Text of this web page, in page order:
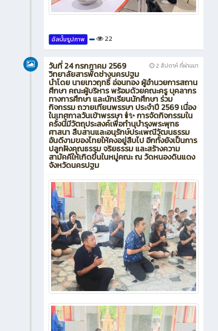
อัลบั้มรูปภาพ 22
2 สัปดาห์ ที่ผ่านมา
วันที่ 24 กรกฎาคม 2569
วิทยาลัยสารพัดช่างนครปฐม
นำโดย นายเทวฤทธิ์ อ่อนทอง ผู้อำนวยการสถาน
ศึกษา คณะผู้บริหาร พร้อมด้วยคณะครู บุคลากร
ทางการศึกษา และนักเรียนนักศึกษา ร่วม
กิจกรรม ถวายเทียนพรรษา ประจำปี 2569 เนื่อง
ในเทศกาลวันเข้าพรรษา 🕯️✨ การจัดกิจกรรมใน
ครั้งนี้มีวัตถุประสงค์เพื่อทำนุบำรุงพระพุทธ
ศาสนา สืบสานและอนุรักษ์ประเพณีวัฒนธรรม
อันดีงามของไทยให้คงอยู่สืบไป อีกทั้งยังเป็นการ
ปลูกฝังคุณธรรม จริยธรรม และสร้างความ
สามัคคีให้เกิดขึ้นในหมู่คณะ ณ วัดหนองดินแดง
จังหวัดนครปฐม